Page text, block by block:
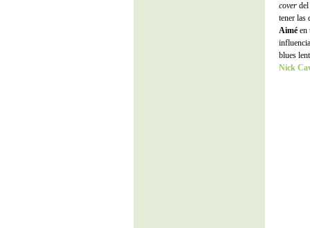
cover
tener las
Aimé en
blues
Nick